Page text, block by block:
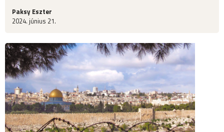
Paksy Eszter
2024. június 21.